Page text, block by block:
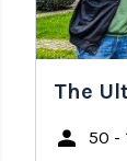
The
person 50 -